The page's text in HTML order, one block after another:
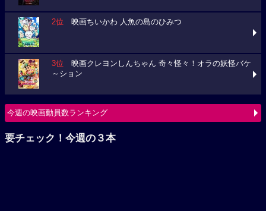
3位 映画クレヨンしんちゃん 奇々怪々！オラの妖怪バケ
今週の映画動員数ランキング
要チェック！今週の３本